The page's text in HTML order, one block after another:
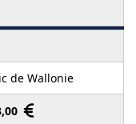
de Wallonie